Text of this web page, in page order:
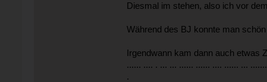
Diesmal im stehen, also ich vor
Während des BJ konnte man
Irgendwann kam dann auch etwas
...... .... . ... ... ...... ...... .... ...... ...
.